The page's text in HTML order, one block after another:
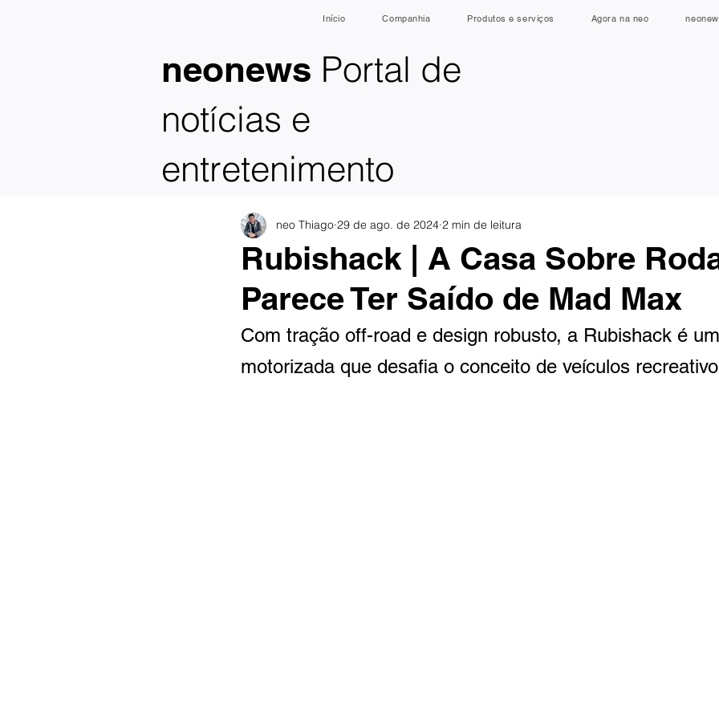
neonews Portal de
notícias e
entretenimento
Início Companhia Produtos e serviços Agora na neo
Rubishack | A Casa Sobre
Parece Ter Saído de Mad Max
neo Thiago 29 de ago. de 2024 2 min de leitura
Com tração off-road e design robusto, a Rubishack é
motorizada que desafia o conceito de veículos